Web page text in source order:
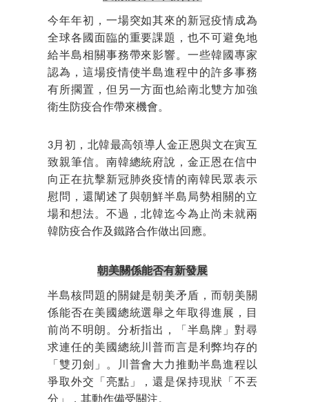
今年年初，一場突如其來的新冠疫情成為
全球各國面臨的重要課題，也不可避免地
給半島相關事務帶來影響。一些韓國專家
認為，這場疫情使半島進程中的許多事務
有所擱置，但另一方面也給南北雙方加強
衛生防疫合作帶來機會。
3月初，北韓最高領導人金正恩與文在寅互
致親筆信。南韓總統府說，金正恩在信中
向正在抗擊新冠肺炎疫情的南韓民眾表示
慰問，還闡述了與朝鮮半島局勢相關的立
場和想法。不過，北韓迄今為止尚未就兩
韓防疫合作及鐵路合作做出回應。
朝美關係能否有新發展
半島核問題的關鍵是朝美矛盾，而朝美關
係能否在美國總統選舉之年取得進展，目
前尚不明朗。分析指出，「半島牌」對尋
求連任的美國總統川普而言是利弊均存的
「雙刃劍」。川普會大力推動半島進程以
爭取外交「亮點」，還是保持現狀「不丟